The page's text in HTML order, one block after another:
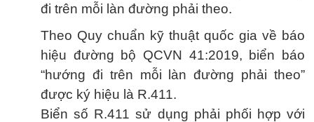
đi trên mỗi làn đường phải theo.
Theo Quy chuẩn kỹ thuật quốc gia về báo
hiệu đường bộ QCVN 41:2019, biển báo
“hướng đi trên mỗi làn đường phải theo”
được ký hiệu là R.411.
Biển số R.411 sử dụng phải phối hợp với